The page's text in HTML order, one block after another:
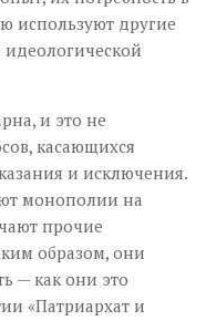
используют другие
и это не
касающихся
и исключения.
монополии на
прочие
образом, они
— как они это
«Патриархат и